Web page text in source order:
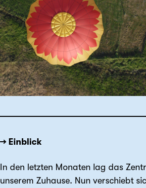
→ Einblick
In den letzten Monaten lag das
unserem Zuhause. Nun verschiebt